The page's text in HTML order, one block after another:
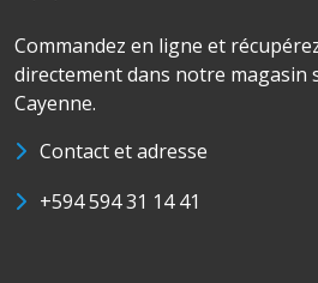
Commandez en ligne et
directement dans notre magasin
Cayenne.
Contact et adresse
+594 594 31 14 41